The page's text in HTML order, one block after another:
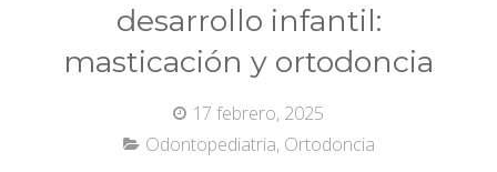
desarrollo infantil:
masticación y ortodoncia
17 febrero, 2025
Odontopediatria, Ortodoncia